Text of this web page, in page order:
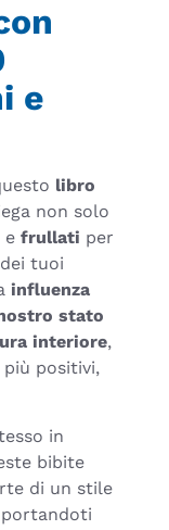
e
libro
non solo
e frullati per
tuoi
influenza
stato
interiore,
più positivi,
in
bibite
di un stile
portandoti